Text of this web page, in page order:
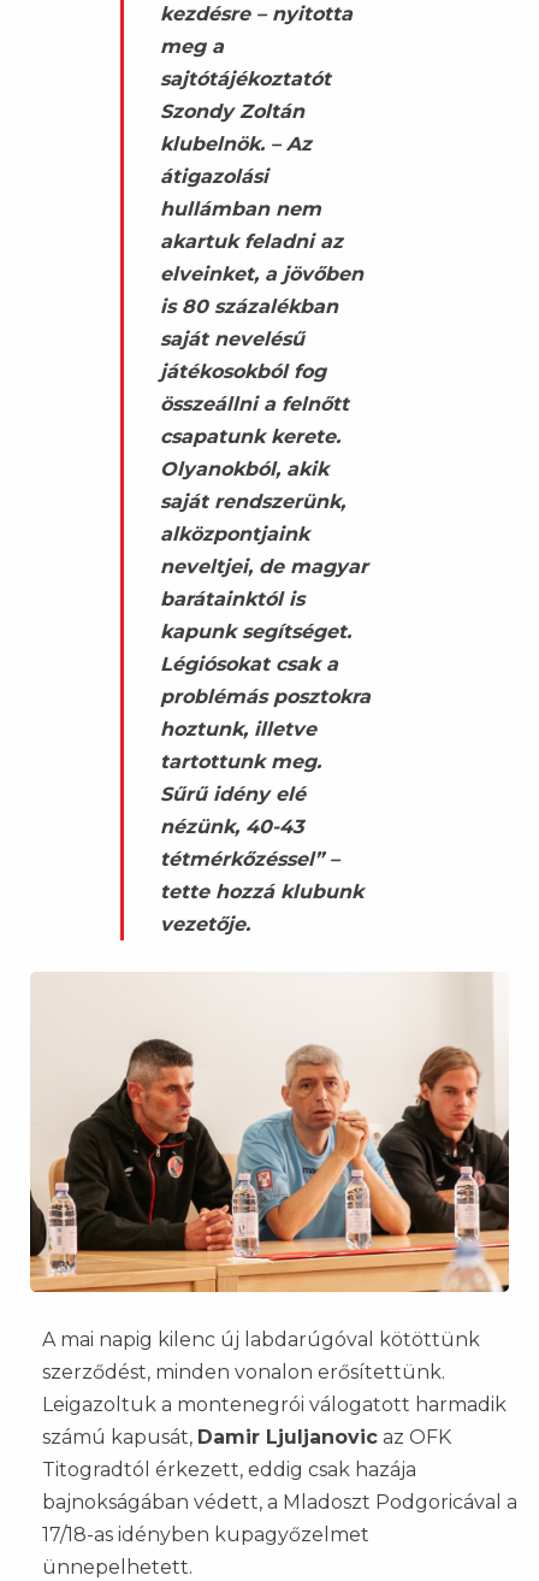
kezdésre – nyitotta
meg a
sajtótájékoztatót
Szondy Zoltán
klubelnök. – Az
átigazolási
hullámban nem
akartuk feladni az
elveinket, a jövőben
is 80 százalékban
saját nevelésű
játékosokból fog
összeállni a felnőtt
csapatunk kerete.
Olyanokból, akik
saját rendszerünk,
alközpontjaink
neveltjei, de magyar
barátainktól is
kapunk segítséget.
Légiósokat csak a
problémás posztokra
hoztunk, illetve
tartottunk meg.
Sűrű idény elé
nézünk, 40-43
tétmérkőzéssel” –
tette hozzá klubunk
vezetője.
A mai napig kilenc új labdarúgóval kötöttünk
szerződést, minden vonalon erősítettünk.
Leigazoltuk a montenegrói válogatott harmadik
számú kapusát, Damir Ljuljanovic az OFK
Titogradtól érkezett, eddig csak hazája
bajnokságában védett, a Mladoszt Podgoricával a
17/18-as idényben kupagyőzelmet
ünnepelhetett.